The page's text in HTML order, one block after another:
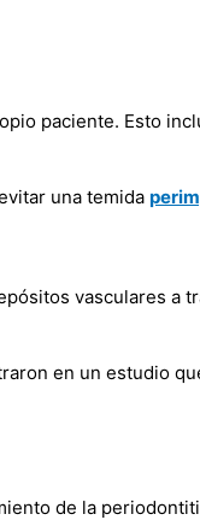
paciente. Esto
una temida
vasculares a
en un estudio
de la